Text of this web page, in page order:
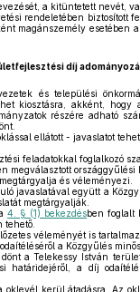
a kitüntetett nevét,
rendeletében biztosított
magánszemély
díj
és települési
kiosztásra, akként, hogy
részére adható
ellátott - javaslatot
feladatokkal foglalkozó
megválasztott országgyűlési
és véleményezi.
javaslatával együtt a
megtárgyalják.
4. § (1) bekezdésben foglalt
tehető.
véleményét is
a Közgyűlés
a Telekessy István
határidejéről, a díj
oklevél kerül átadásra. Az